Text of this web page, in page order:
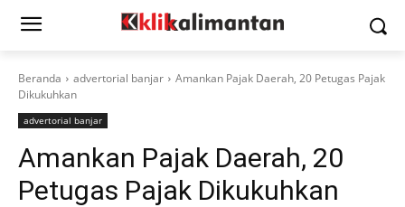
Beranda advertorial banjar
Amankan Pajak Daerah, 20 Petugas Pajak
Dikukuhkan
advertorial banjar
Amankan Pajak Daerah, 20
Petugas Pajak Dikukuhkan